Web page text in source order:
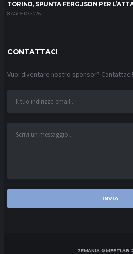
TORINO, SPUNTA FERGUSON PER
8 AGOSTO 2026
CONTATTACI
Vuoi diventare nostro sponsor? Contattaci!
ZEMANIA © MEETLAB